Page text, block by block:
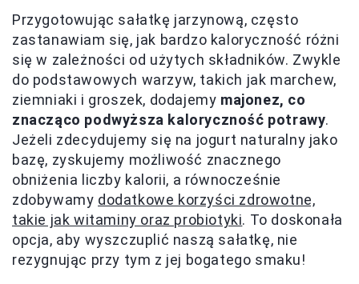
Przygotowując sałatkę jarzynową, często
zastanawiam się, jak bardzo kaloryczność różni
się w zależności od użytych składników. Zwykle
do podstawowych warzyw, takich jak marchew,
ziemniaki i groszek, dodajemy majonez, co
znacząco podwyższa kaloryczność potrawy.
Jeżeli zdecydujemy się na jogurt naturalny jako
bazę, zyskujemy możliwość znacznego
obniżenia liczby kalorii, a równocześnie
zdobywamy dodatkowe korzyści zdrowotne,
takie jak witaminy oraz probiotyki. To doskonała
opcja, aby wyszczuplić naszą sałatkę, nie
rezygnując przy tym z jej bogatego smaku!